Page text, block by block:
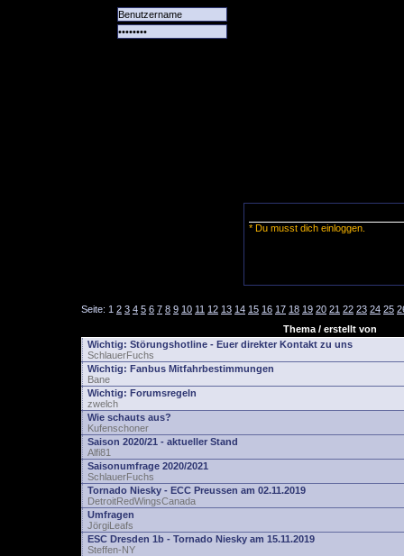
* Du musst dich einloggen.
Seite: 1 2 3 4 5 6 7 8 9 10 11 12 13 14 15 16 17 18 19 20 21 22 23 24 25
Thema / erstellt von
Wichtig: Störungshotline - Euer direkter Kontakt zu uns
SchlauerFuchs
Wichtig: Fanbus Mitfahrbestimmungen
Bane
Wichtig: Forumsregeln
zwelch
Wie schauts aus?
Kufenschoner
Saison 2020/21 - aktueller Stand
Alfi81
Saisonumfrage 2020/2021
SchlauerFuchs
Tornado Niesky - ECC Preussen am 02.11.2019
DetroitRedWingsCanada
Umfragen
JörgiLeafs
ESC Dresden 1b - Tornado Niesky am 15.11.2019
Steffen-NY